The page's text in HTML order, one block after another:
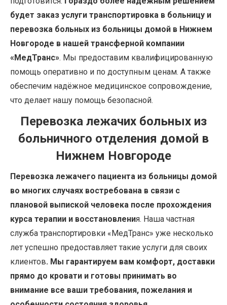
будет заказ услуги транспортировка в больницу и
перевозка больных из больницы домой в Нижнем
Новгороде в нашей трансферной компании
«МедТранс». Мы предоставим квалифицированную
помощь оперативно и по доступным ценам. А также
обеспечим надёжное медицинское сопровождение,
что делает нашу помощь безопасной.
Перевозка лежачих больных из
больничного отделения домой в
Нижнем Новгороде
Перевозка лежачего пациента из больницы домой
во многих случаях востребована в связи с
плановой выпиской человека после прохождения
курса терапии и восстановления. Наша частная
служба транспортировки «МедТранс» уже несколько
лет успешно предоставляет такие услуги для своих
клиентов. Мы гарантируем вам комфорт, доставки
прямо до кровати и готовы принимать во
внимание все ваши требования, пожелания и